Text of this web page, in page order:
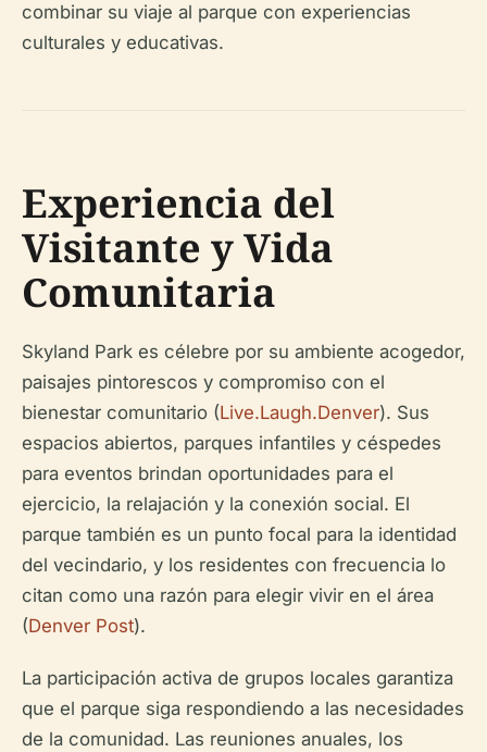
combinar su viaje al parque con experiencias
culturales y educativas.
Experiencia del
Visitante y Vida
Comunitaria
Skyland Park es célebre por su ambiente acogedor,
paisajes pintorescos y compromiso con el
bienestar comunitario (Live.Laugh.Denver). Sus
espacios abiertos, parques infantiles y céspedes
para eventos brindan oportunidades para el
ejercicio, la relajación y la conexión social. El
parque también es un punto focal para la identidad
del vecindario, y los residentes con frecuencia lo
citan como una razón para elegir vivir en el área
(Denver Post).
La participación activa de grupos locales garantiza
que el parque siga respondiendo a las necesidades
de la comunidad. Las reuniones anuales, los